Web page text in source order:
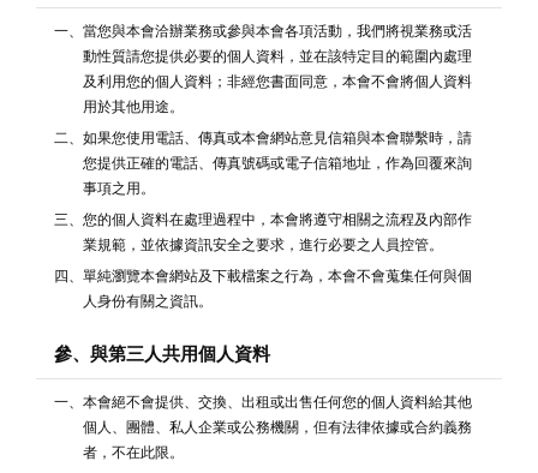
一、當您與本會洽辦業務或參與本會各項活動，我們將視業務或活
動性質請您提供必要的個人資料，並在該特定目的範圍內處理
及利用您的個人資料；非經您書面同意，本會不會將個人資料
用於其他用途。
二、如果您使用電話、傳真或本會網站意見信箱與本會聯繫時，請
您提供正確的電話、傳真號碼或電子信箱地址，作為回覆來詢
事項之用。
三、您的個人資料在處理過程中，本會將遵守相關之流程及內部作
業規範，並依據資訊安全之要求，進行必要之人員控管。
四、單純瀏覽本會網站及下載檔案之行為，本會不會蒐集任何與個
人身份有關之資訊。
參、與第三人共用個人資料
一、本會絕不會提供、交換、出租或出售任何您的個人資料給其他
個人、團體、私人企業或公務機關，但有法律依據或合約義務
者，不在此限。